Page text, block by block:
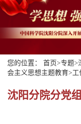
您的位置： 首页>专题>
会主义思想主题教育>工
沈阳分院分党